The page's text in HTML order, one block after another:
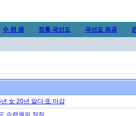
수 련 원 정통 국선도 국선도 외공
女 20년 앓다 生 마감
수련원의 장점